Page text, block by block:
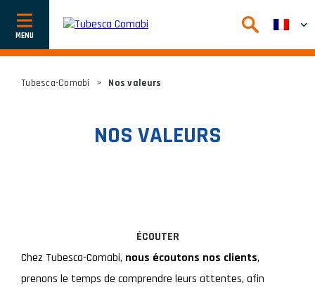
Afficher
ou
Tubesca-Comabi > Nos valeurs
NOS VALEURS
ÉCOUTER
Chez Tubesca-Comabi, nous écoutons nos clients,
prenons le temps de comprendre leurs attentes, afin